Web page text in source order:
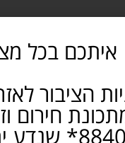
מחפש/ת עבודה?
תנאי ההצטרפות לתוכנית
שליחה
איתכם בכל
הציבור
חירום
במספר 8840*